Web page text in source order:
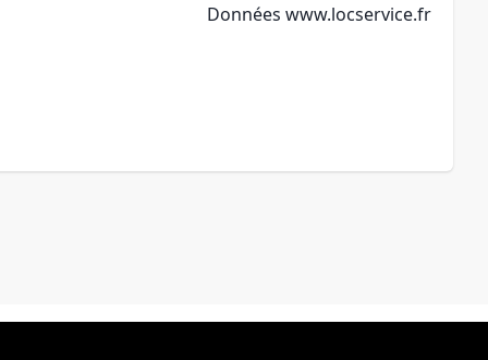
Données www.locservice.fr